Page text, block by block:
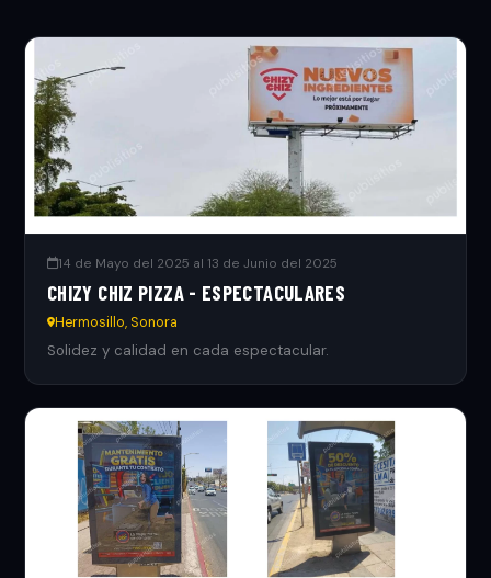
14 de Mayo del 2025 al 13 de Junio del 2025
CHIZY CHIZ PIZZA - ESPECTACULARES
Hermosillo, Sonora
Solidez y calidad en cada espectacular.